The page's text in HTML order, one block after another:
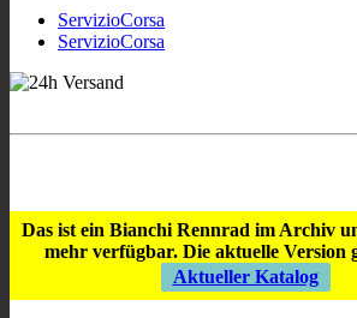
ServizioCorsa
ServizioCorsa
Das ist ein Bianchi Rennrad im Archiv
mehr verfügbar. Die aktuelle Version
Aktueller Katalog